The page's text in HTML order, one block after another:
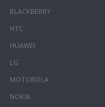
BLACKBERRY
HTC
HUAWEI
LG
MOTOROLA
NOKIA